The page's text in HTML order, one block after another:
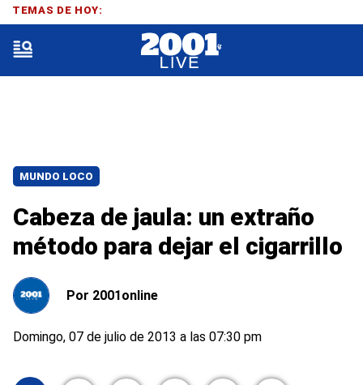
MUNDO LOCO
Cabeza de jaula: un extraño
método para dejar el cigarrillo
Por 2001online
Domingo, 07 de julio de 2013 a las 07:30 pm
TEMAS DE HOY: